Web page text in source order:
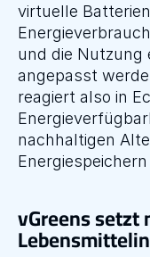
virtuelle
und die Nutzung
angepasst
reagiert also in
nachhaltigen
vGreens setzt